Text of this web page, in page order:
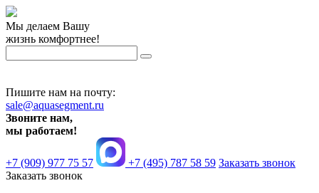
Мы делаем Вашу
жизнь комфортнее!
Пишите нам на почту:
sale@aquasegment.ru
Звоните нам,
мы работаем!
+7 (909) 977 75 57 +7 (495) 787 58 59 Заказать звонок
Заказать звонок